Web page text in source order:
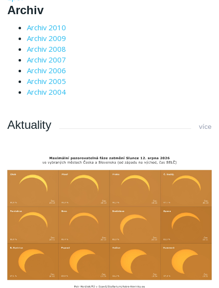
Archiv
Archiv 2010
Archiv 2009
Archiv 2008
Archiv 2007
Archiv 2006
Archiv 2005
Archiv 2004
Aktuality více